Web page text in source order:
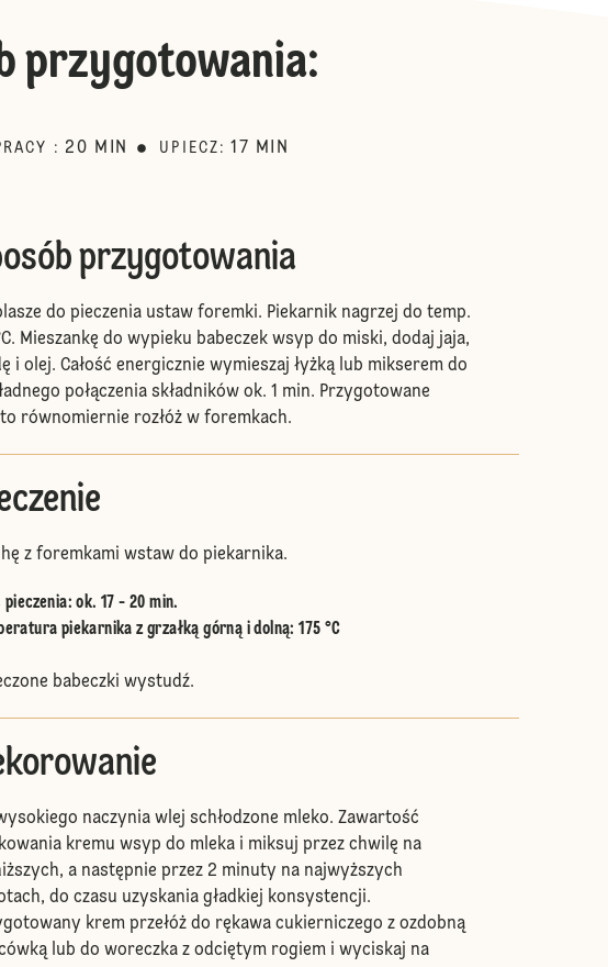
przygotowania:
: 20 MIN UPIECZ : 17 MIN
przygotowania
do pieczenia ustaw foremki. Piekarnik nagrzej do temp.
Mieszankę do wypieku babeczek wsyp do miski, dodaj jaja,
i olej. Całość energicznie wymieszaj łyżką lub mikserem do
połączenia składników ok. 1 min. Przygotowane
równomiernie rozłóż w foremkach.
z foremkami wstaw do piekarnika.
pieczenia: ok. 17 - 20 min.
piekarnika z grzałką górną i dolną: 175 °C
babeczki wystudź.
naczynia wlej schłodzone mleko. Zawartość
kremu wsyp do mleka i miksuj przez chwilę na
a następnie przez 2 minuty na najwyższych
do czasu uzyskania gładkiej konsystencji.
krem przełóż do rękawa cukierniczego z ozdobną
lub do woreczka z odciętym rogiem i wyciskaj na